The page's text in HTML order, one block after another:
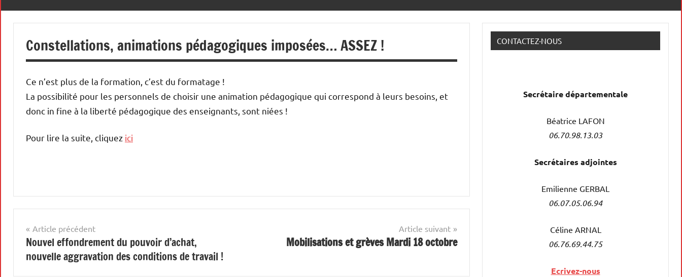
48
droits,
permet
de
défendre
les
Constellations, animations pédagogiques imposées… ASSEZ !
Ce n’est plus de la formation, c’est du formatage !
La possibilité pour les personnels de choisir une animation pédagogique qui correspond à leurs besoins, et
donc in fine à la liberté pédagogique des enseignants, sont niées !
Pour lire la suite, cliquez ici
Formation
Navigation
de
l’article
Article précédent
Nouvel effondrement du pouvoir d’achat,
nouvelle aggravation des conditions de travail !
Article suivant
Mobilisations et grèves Mardi 18 octobre
CONTACTEZ-NOUS
Secrétairedépartementale
Béatrice LAFON
06.70.98.13.03
Secrétaires adjointes
Emilienne GERBAL
06.07.05.06.94
Céline ARNAL
06.76.69.44.75
Ecrivez-nous